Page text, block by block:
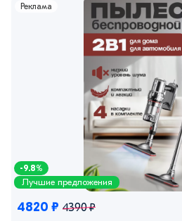
Реклама
-9.8%
Лучшие предложения
4820 ₽ 4390 ₽